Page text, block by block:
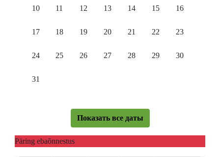
10 11 12 13 14 15 16
17 18 19 20 21 22 23
24 25 26 27 28 29 30
31
Показать все даты
Päring ebaõnnestus